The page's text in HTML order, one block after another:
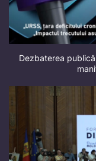
Dezbaterea